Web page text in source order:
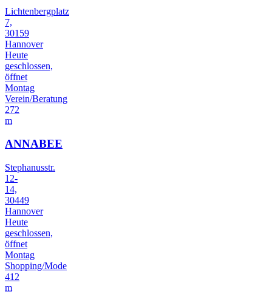
Lichtenbergplatz
7,
30159
Hannover
Heute
geschlossen,
öffnet
Montag
Verein/Beratung
272
m
ANNABEE
Stephanusstr.
12-
14,
30449
Hannover
Heute
geschlossen,
öffnet
Montag
Shopping/Mode
412
m